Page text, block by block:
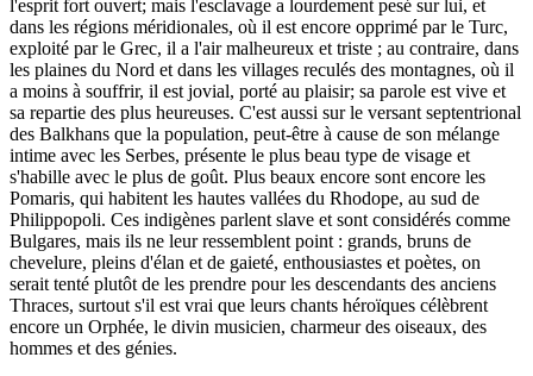
l'esprit fort ouvert; mais l'esclavage a lourdement pesé sur lui, et
dans les régions méridionales, où il est encore opprimé par le Turc,
exploité par le Grec, il a l'air malheureux et triste ; au contraire, dans
les plaines du Nord et dans les villages reculés des montagnes, où il
a moins à souffrir, il est jovial, porté au plaisir; sa parole est vive et
sa repartie des plus heureuses. C'est aussi sur le versant septentrional
des Balkhans que la population, peut-être à cause de son mélange
intime avec les Serbes, présente le plus beau type de visage et
s'habille avec le plus de goût. Plus beaux encore sont encore les
Pomaris, qui habitent les hautes vallées du Rhodope, au sud de
Philippopoli. Ces indigènes parlent slave et sont considérés comme
Bulgares, mais ils ne leur ressemblent point : grands, bruns de
chevelure, pleins d'élan et de gaieté, enthousiastes et poètes, on
serait tenté plutôt de les prendre pour les descendants des anciens
Thraces, surtout s'il est vrai que leurs chants héroïques célèbrent
encore un Orphée, le divin musicien, charmeur des oiseaux, des
hommes et des génies.